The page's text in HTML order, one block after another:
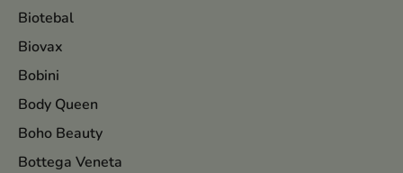
Biotebal
Biovax
Bobini
Body Queen
Boho Beauty
Bottega Veneta